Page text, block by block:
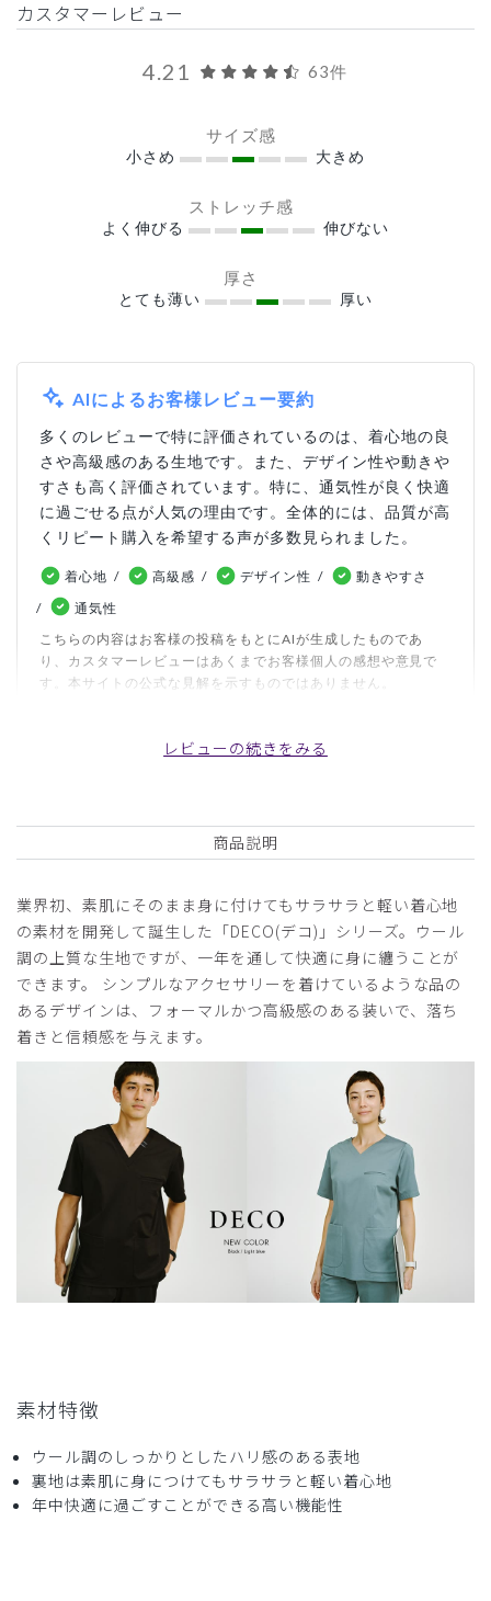
カスタマーレビュー
4.21 63件
サイズ感
小さめ 大きめ
ストレッチ感
よく伸びる 伸びない
厚さ
とても薄い 厚い
AIによるお客様レビュー要約
多くのレビューで特に評価されているのは、着心地の良
さや高級感のある生地です。また、デザイン性や動きや
すさも高く評価されています。特に、通気性が良く快適
に過ごせる点が人気の理由です。全体的には、品質が高
くリピート購入を希望する声が多数見られました。
着心地 高級感 デザイン性
動きやすさ
通気性
こちらの内容はお客様の投稿をもとにAIが生成したものであ
り、カスタマーレビューはあくまでお客様個人の感想や意見で
す。本サイトの公式な見解を示すものではありません。
評価順 いいね数順
ぽんず様
2024-04-22
年齢: 40代 身長:161-165cm 体重:56-60kg
着痩せして見えます
DECOはブラウンに続いて2枚目の購入です。
襟元が大きく開かない少し長めの着丈のため安心して動くこ
とができます。生地も伸縮性がありどんな態勢も取りやすい
です。特に気に入ってる点はパンツと合わせるとよりスマー
トに見えること。裾に向かって細くなっていくパンツのため
クリーニングから戻るとセンタープレスになるよう畳んでい
ます。
商品：
710レディース:スクラブトップス・DECO/ディ
ープネイビー/XL
ばぁ様
購入確認済み
年齢:20代 身長:156-160cm 体重:46-50kg
レビューの続きをみる
商品説明
業界初、素肌にそのまま身に付けてもサラサラと軽い着心地
の素材を開発して誕生した「DECO(デコ)」シリーズ。ウール
調の上質な生地ですが、一年を通して快適に身に纏うことが
できます。 シンプルなアクセサリーを着けているような品の
あるデザインは、フォーマルかつ高級感のある装いで、落ち
着きと信頼感を与えます。
素材特徴
ウール調のしっかりとしたハリ感のある表地
裏地は素肌に身につけてもサラサラと軽い着心地
年中快適に過ごすことができる高い機能性